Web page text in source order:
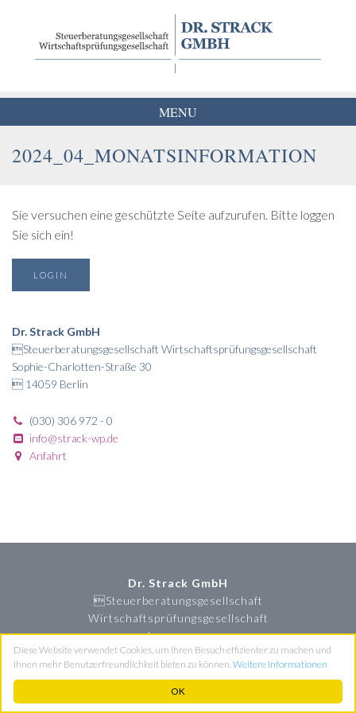
OK
Diese Website verwendet Cookies, um Ihren Besuch effizienter zu machen und
Ihnen mehr Benutzerfreundlichkeit bieten zu können.Weitere Informationen
content
MENU
2024_04_MONATSINFORMATION
Sie versuchen eine geschützte Seite aufzurufen. Bitte loggen
Sie sich ein!
LOGIN
Dr. Strack GmbH
Steuerberatungsgesellschaft Wirtschaftsprüfungsgesellschaft
Sophie-Charlotten-Straße 30
 14059 Berlin
(030) 306 972 - 0
info@strack-wp.de
Anfahrt
Dr. Strack GmbH
Steuerberatungsgesellschaft
Wirtschaftsprüfungsgesellschaft
Impressum
Datenschutz